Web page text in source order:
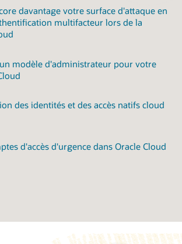
davantage votre surface d'attaque en
multifacteur lors de la
modèle d'administrateur pour votre
des identités et des accès natifs cloud
d'accès d'urgence dans Oracle Cloud